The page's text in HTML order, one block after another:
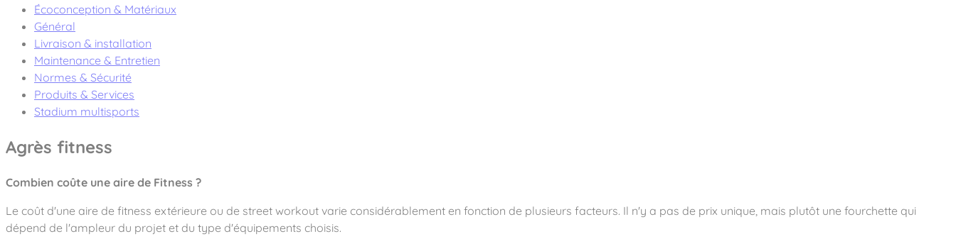
Nos engagements
Notre partenariat avec l’association Rêves de clown
Nos Garanties
Notre concept
Notre entreprise
Notre équipe
Nous rejoindre
Aires de jeux Bikini & Bermuda®
Tous nos jeux
Jeux inclusifs
Jeux recyclés
Nos univers
Sport & Fitness Sport&Co®
Agrès fitness
Parcours de santé
Street workout
Équipements sportifs
Mobilier & accessoires
Mobilier urbain
Accessoires ludiques
Collectivités
Établissements scolaires
Camping et résidences de vacances
Notre expertise
Des aires intergénérationnelles de convivialité
Des aires de jeux pour tous les enfants
L’éco-conception de nos jeux
Contact
Écoconception & Matériaux
Général
Livraison & installation
Maintenance & Entretien
Normes & Sécurité
Produits & Services
Stadium multisports
Agrès fitness
Combien coûte une aire de Fitness ?
Le coût d'une aire de fitness extérieure ou de street workout varie considérablement en fonction de plusieurs facteurs. Il n'y a pas de prix unique, mais plutôt une fourchette qui
dépend de l'ampleur du projet et du type d'équipements choisis.